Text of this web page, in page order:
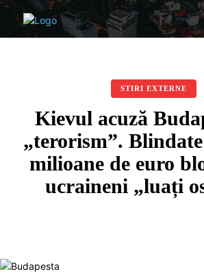
STIRI EXTERNE
Kievul acuză
„terorism”.
milioane de euro
ucraineni „luați